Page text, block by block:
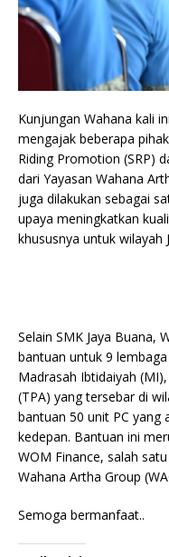
Kunjungan Wahana kali
mengajak beberapa
Riding Promotion (SRP)
dari Yayasan Wahana
juga dilakukan sebagai
upaya meningkatkan
khususnya untuk wilayah
Selain SMK Jaya Buana,
bantuan untuk 9
Madrasah Ibtidaiyah
(TPA) yang tersebar di
bantuan 50 unit PC yang
kedepan. Bantuan ini
WOM Finance, salah
Wahana Artha Group
Semoga bermanfaat..